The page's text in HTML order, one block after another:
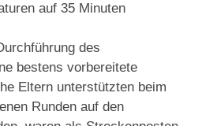
auf 35 Minuten
des
bestens vorbereitete
Eltern unterstützten beim
Runden auf den